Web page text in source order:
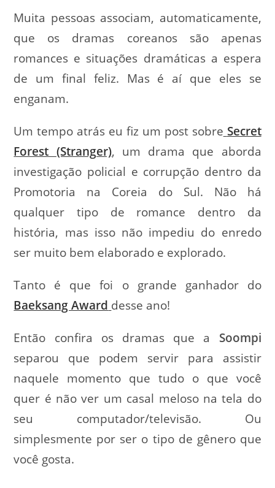
Muita pessoas associam, automaticamente,
que os dramas coreanos são apenas
romances e situações dramáticas a espera
de um final feliz. Mas é aí que eles se
enganam.
Um tempo atrás eu fiz um post sobre Secret
Forest (Stranger), um drama que aborda
investigação policial e corrupção dentro da
Promotoria na Coreia do Sul. Não há
qualquer tipo de romance dentro da
história, mas isso não impediu do enredo
ser muito bem elaborado e explorado.
Tanto é que foi o grande ganhador do
Baeksang Award desse ano!
Então confira os dramas que a Soompi
separou que podem servir para assistir
naquele momento que tudo o que você
quer é não ver um casal meloso na tela do
seu computador/televisão. Ou
simplesmente por ser o tipo de gênero que
você gosta.